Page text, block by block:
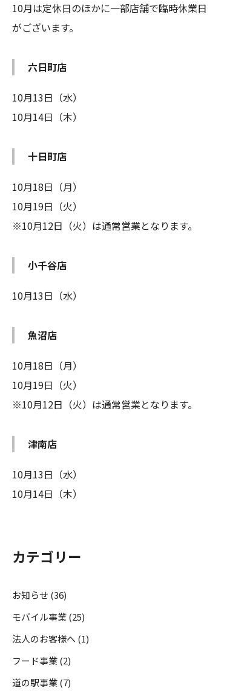
10月は定休日のほかに一部店舗で臨時休業日
がございます。
六日町店
10月13日（水）
10月14日（木）
十日町店
10月18日（月）
10月19日（火）
※10月12日（火）は通常営業となります。
小千谷店
10月13日（水）
魚沼店
10月18日（月）
10月19日（火）
※10月12日（火）は通常営業となります。
津南店
10月13日（水）
10月14日（木）
カテゴリー
お知らせ (36)
モバイル事業 (25)
法人のお客様へ (1)
フード事業 (2)
道の駅事業 (7)